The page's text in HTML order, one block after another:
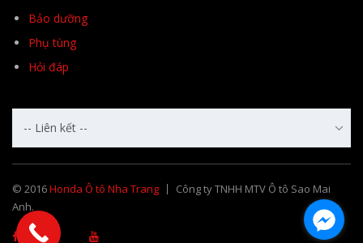
Bảo dưỡng
Phụ tùng
Hỏi đáp
-- Liên kết --
© 2016Honda Ô tô Nha Trang
Công ty TNHH MTV Ô tô Sao Mai
Anh.